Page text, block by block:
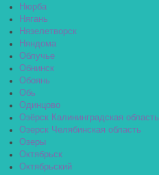
Нюрба
Нягань
Нязелетворск
Няндома
Облучье
Обнинск
Обоянь
Обь
Одинцово
Озёрск Калининградская область
Озерск Челябинская область
Озеры
Октябрьск
Октябрьский